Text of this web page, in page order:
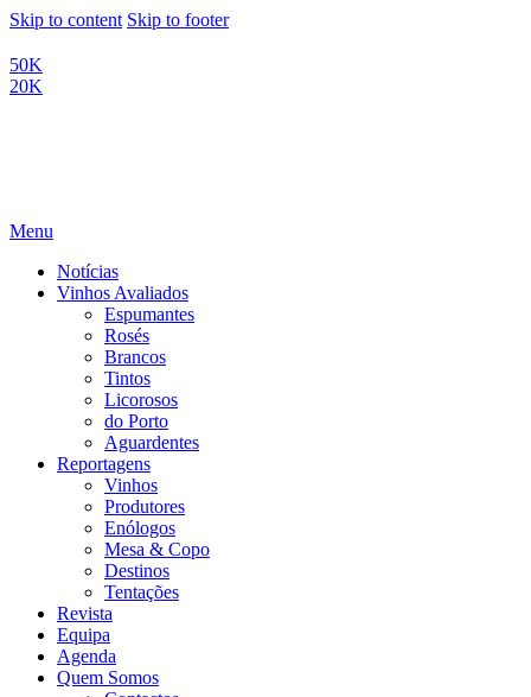
Skip to content Skip to footer
50K
20K
Menu
Notícias
Vinhos Avaliados
Espumantes
Rosés
Brancos
Tintos
Licorosos
do Porto
Aguardentes
Reportagens
Vinhos
Produtores
Enólogos
Mesa & Copo
Destinos
Tentações
Revista
Equipa
Agenda
Quem Somos